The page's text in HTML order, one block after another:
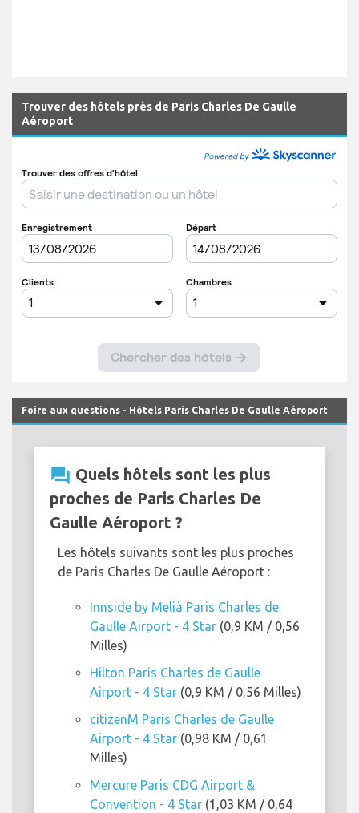
Trouver des hôtels près de Paris Charles De Gaulle
Aéroport
Foire aux questions - Hôtels Paris Charles De Gaulle Aéroport
question_answer Quels hôtels sont les plus
proches de Paris Charles De
Gaulle Aéroport ?
Les hôtels suivants sont les plus proches
de Paris Charles De Gaulle Aéroport :
Innside by Melià Paris Charles de
Gaulle Airport - 4 Star (0,9 KM / 0,56
Milles)
Hilton Paris Charles de Gaulle
Airport - 4 Star (0,9 KM / 0,56 Milles)
citizenM Paris Charles de Gaulle
Airport - 4 Star (0,98 KM / 0,61
Milles)
Mercure Paris CDG Airport &
Convention - 4 Star (1,03 KM / 0,64